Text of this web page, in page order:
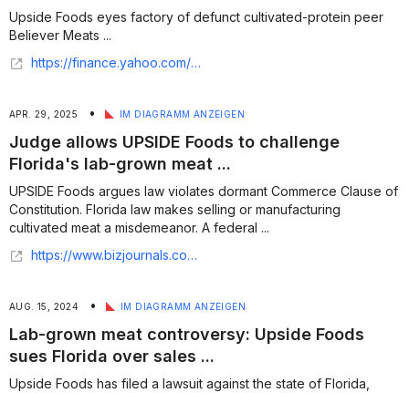
Upside Foods eyes factory of defunct cultivated-protein peer
Believer Meats ...
https://finance.yahoo.com/sectors/healthcare/articles/upside-foods-eyes-factory-defunct-125506687.html
APR. 29, 2025 • IM DIAGRAMM ANZEIGEN
Judge allows UPSIDE Foods to challenge
Florida's lab-grown meat ...
UPSIDE Foods argues law violates dormant Commerce Clause of
Constitution. Florida law makes selling or manufacturing
cultivated meat a misdemeanor. A federal ...
https://www.bizjournals.com/orlando/news/2025/04/29/cultivated-meat-ban-florida-law-judge-challenge.html
AUG. 15, 2024 • IM DIAGRAMM ANZEIGEN
Lab-grown meat controversy: Upside Foods
sues Florida over sales ...
Upside Foods has filed a lawsuit against the state of Florida,